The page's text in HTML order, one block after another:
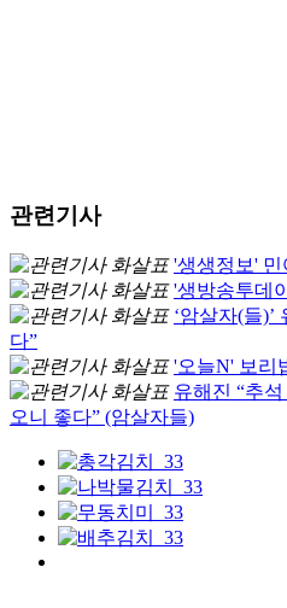
관련기사
'생생정보' 민
'생방송투데
‘암살자(들)’
다”
'오늘N' 보리
유해진 “추
오니 좋다” (암살자들)